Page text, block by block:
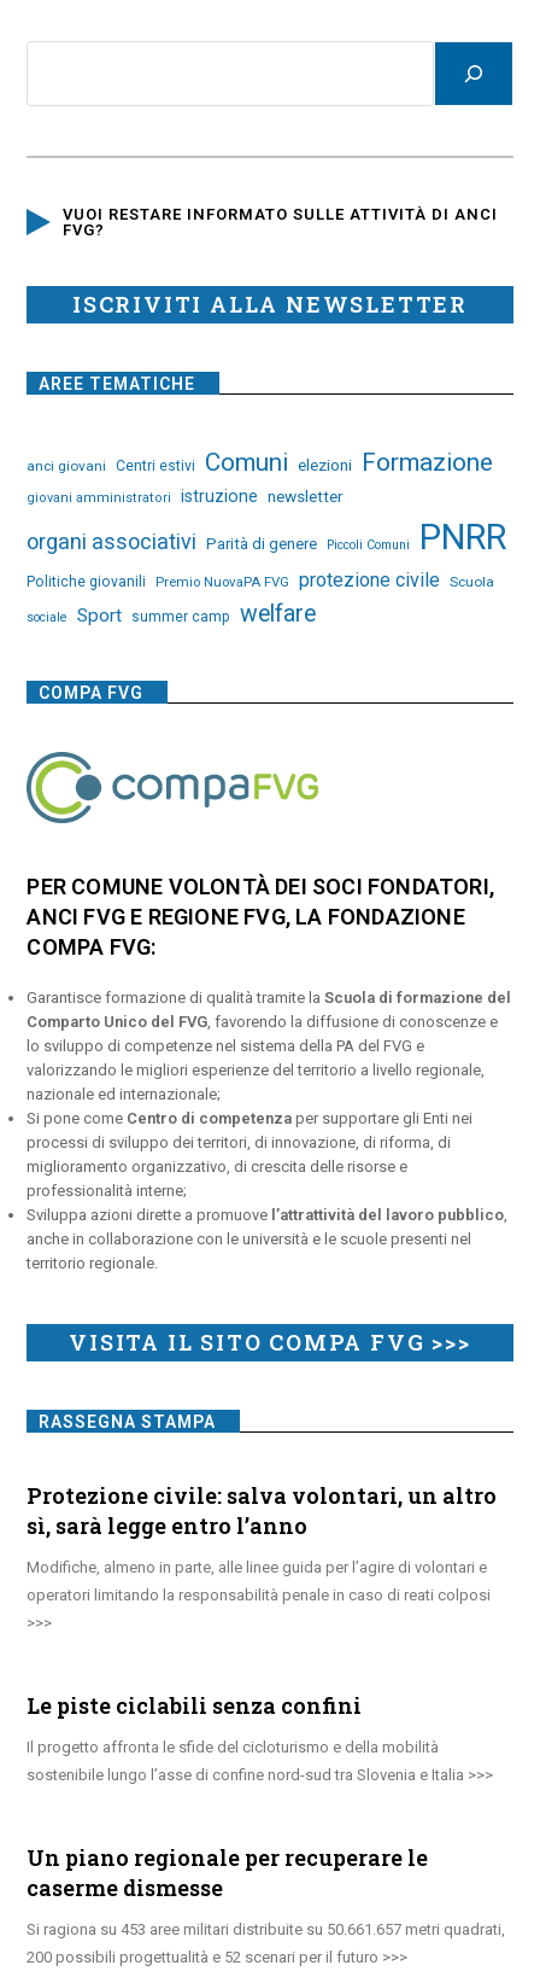
VUOI RESTARE INFORMATO SULLE ATTIVITÀ DI ANCI
FVG?
ISCRIVITI ALLA NEWSLETTER
AREE TEMATICHE
anci giovani Centri estivi Comuni elezioni Formazione
giovani amministratori istruzione newsletter
organi associativi Parità di genere Piccoli Comuni PNRR
Politiche giovanili Premio NuovaPA FVG protezione civile Scuola
sociale Sport summer camp welfare
COMPA FVG
PER COMUNE VOLONTÀ DEI SOCI FONDATORI,
ANCI FVG E REGIONE FVG, LA FONDAZIONE
COMPA FVG:
Garantisce formazione di qualità tramite laScuola di formazione del
Comparto Unico del FVG , favorendo la diffusione di conoscenze e
lo sviluppo di competenze nel sistema della PA del FVG e
valorizzando le migliori esperienze del territorio a livello regionale,
nazionale ed internazionale;
Si pone come Centro di competenza per supportare gli Enti nei
processi di sviluppo dei territori, di innovazione, di riforma, di
miglioramento organizzativo, di crescita delle risorse e
professionalità interne;
Sviluppa azioni dirette a promuove l’attrattività del lavoro pubblico
anche in collaborazione con le università e le scuole presenti nel
territorio regionale.
VISITA IL SITO COMPA FVG >>>
RASSEGNA STAMPA
Protezione civile: salva volontari, un altro
sì, sarà legge entro l’anno
Modifiche, almeno in parte, alle linee guida per l’agire di volontari e
operatori limitando la responsabilità penale in caso di reati colposi
Le piste ciclabili senza confini
Il progetto affronta le sfide del cicloturismo e della mobilità
sostenibile lungo l’asse di confine nord-sud tra Slovenia e Italia
Un piano regionale per recuperare le
caserme dismesse
Si ragiona su 453 aree militari distribuite su 50.661.657 metri quadrati,
200 possibili progettualità e 52 scenari per il futuro